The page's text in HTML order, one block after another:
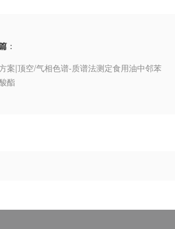
：
案|顶空/气相色谱-质谱法测定食用油中邻苯
酯